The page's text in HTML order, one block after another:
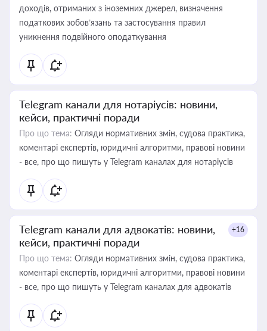
доходів, отриманих з іноземних джерел, визначення
податкових зобов’язань та застосування правил
уникнення подвійного оподаткування
Telegram канали для нотаріусів: новини,
кейси, практичні поради
Про що тема: Огляди нормативних змін, судова практика,
коментарі експертів, юридичні алгоритми, правові новини
- все, про що пишуть у Telegram каналах для нотаріусів
Telegram канали для адвокатів: новини,
кейси, практичні поради
+16
Про що тема: Огляди нормативних змін, судова практика,
коментарі експертів, юридичні алгоритми, правові новини
- все, про що пишуть у Telegram каналах для адвокатів